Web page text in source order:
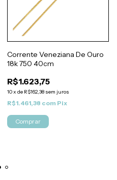
Corrente Veneziana De Ouro
18k 750 40cm
R$1.623,75
10x de R$162,38 sem juros
R$1.461,38 com Pix
Comprar